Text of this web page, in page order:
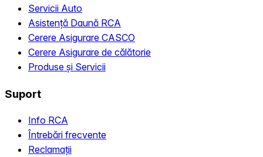
Servicii Auto
Asistență Daună RCA
Cerere Asigurare CASCO
Cerere Asigurare de călătorie
Produse și Servicii
Suport
Info RCA
Întrebări frecvente
Reclamații